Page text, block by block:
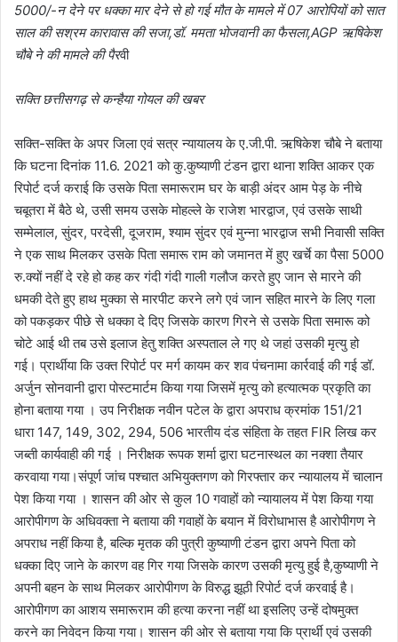
5000/-न देने पर धक्का मार देने से हो गई मौत के मामले में 07 आरोपियों को सात
साल की सश्रम कारावास की सजा,डॉ. ममता भोजवानी का फैसला,AGP ऋषिकेश
चौबे ने की मामले की पैरवी
सक्ति छत्तीसगढ़ से कन्हैया गोयल की खबर
सक्ति-सक्ति के अपर जिला एवं सत्र न्यायालय के ए.जी.पी. ऋषिकेश चौबे ने बताया
कि घटना दिनांक 11.6. 2021 को कु.कुष्याणी टंडन द्वारा थाना शक्ति आकर एक
रिपोर्ट दर्ज कराई कि उसके पिता समारूराम घर के बाड़ी अंदर आम पेड़ के नीचे
चबूतरा में बैठे थे, उसी समय उसके मोहल्ले के राजेश भारद्वाज, एवं उसके साथी
सम्मेलाल, सुंदर, परदेसी, दूजराम, श्याम सुंदर एवं मुन्ना भारद्वाज सभी निवासी सक्ति
ने एक साथ मिलकर उसके पिता समारू राम को जमानत में हुए खर्चे का पैसा 5000
रु.क्यों नहीं दे रहे हो कह कर गंदी गंदी गाली गलौज करते हुए जान से मारने की
धमकी देते हुए हाथ मुक्का से मारपीट करने लगे एवं जान सहित मारने के लिए गला
को पकड़कर पीछे से धक्का दे दिए जिसके कारण गिरने से उसके पिता समारू को
चोटे आई थी तब उसे इलाज हेतु शक्ति अस्पताल ले गए थे जहां उसकी मृत्यु हो
गई। प्रार्थीया कि उक्त रिपोर्ट पर मर्ग कायम कर शव पंचनामा कार्रवाई की गई डॉ.
अर्जुन सोनवानी द्वारा पोस्टमार्टम किया गया जिसमें मृत्यु को हत्यात्मक प्रकृति का
होना बताया गया । उप निरीक्षक नवीन पटेल के द्वारा अपराध क्रमांक 151/21
धारा 147, 149, 302, 294, 506 भारतीय दंड संहिता के तहत FlR लिख कर
जब्ती कार्यवाही की गई । निरीक्षक रूपक शर्मा द्वारा घटनास्थल का नक्शा तैयार
करवाया गया।संपूर्ण जांच पश्चात अभियुक्तगण को गिरफ्तार कर न्यायालय में चालान
पेश किया गया । शासन की ओर से कुल 10 गवाहों को न्यायालय में पेश किया गया
आरोपीगण के अधिवक्ता ने बताया की गवाहों के बयान में विरोधाभास है आरोपीगण ने
अपराध नहीं किया है, बल्कि मृतक की पुत्री कुष्याणी टंडन द्वारा अपने पिता को
धक्का दिए जाने के कारण वह गिर गया जिसके कारण उसकी मृत्यु हुई है,कुष्याणी ने
अपनी बहन के साथ मिलकर आरोपीगण के विरुद्ध झूठी रिपोर्ट दर्ज करवाई है।
आरोपीगण का आशय समारूराम की हत्या करना नहीं था इसलिए उन्हें दोषमुक्त
करने का निवेदन किया गया। शासन की ओर से बताया गया कि प्रार्थी एवं उसकी